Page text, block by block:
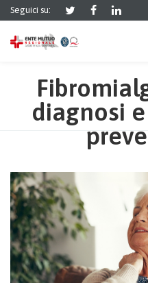
Seguici su:
diagnosi